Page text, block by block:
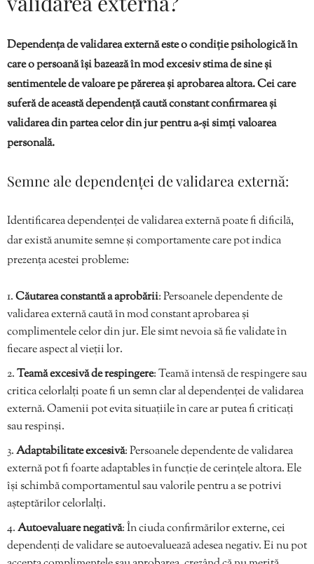
Dependența de validarea externă este o condiție psihologică în
care o persoană își bazează în mod excesiv stima de sine și
sentimentele de valoare pe părerea și aprobarea altora. Cei care
suferă de această dependență caută constant confirmarea și
validarea din partea celor din jur pentru a-și simți valoarea
personală.
Semne ale dependenței de validarea externă:
Identificarea dependenței de validarea externă poate fi dificilă,
dar există anumite semne și comportamente care pot indica
prezența acestei probleme:
Căutarea constantă a aprobării: Persoanele dependente de
validarea externă caută în mod constant aprobarea și
complimentele celor din jur. Ele simt nevoia să fie validate în
fiecare aspect al vieții lor.
Teamă excesivă de respingere: Teamă intensă de respingere sau
critica celorlalți poate fi un semn clar al dependenței de validarea
externă. Oamenii pot evita situațiile în care ar putea fi criticați
sau respinși.
Adaptabilitate excesivă: Persoanele dependente de validarea
externă pot fi foarte adaptables în funcție de cerințele altora. Ele
își schimbă comportamentul sau valorile pentru a se potrivi
așteptărilor celorlalți.
Autoevaluare negativă: În ciuda confirmărilor externe, cei
dependenți de validare se autoevaluează adesea negativ. Ei nu pot